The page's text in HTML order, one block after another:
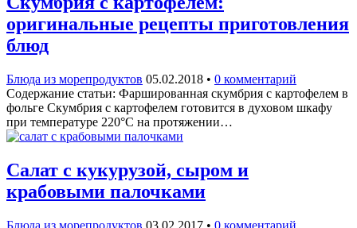
оригинальные рецепты приготовления
блюд
Блюда из морепродуктов 05.02.2018 • 0 комментарий
Содержание статьи: Фаршированная скумбрия с картофелем в
фольге Скумбрия с картофелем готовится в духовом шкафу
при температуре 220°С на протяжении…
Салат с кукурузой, сыром и
крабовыми палочками
Блюда из морепродуктов 03.02.2017 • 0 комментарий